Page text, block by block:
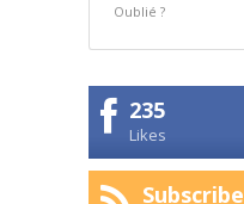
Oublié ?
235
Likes
Subscribe